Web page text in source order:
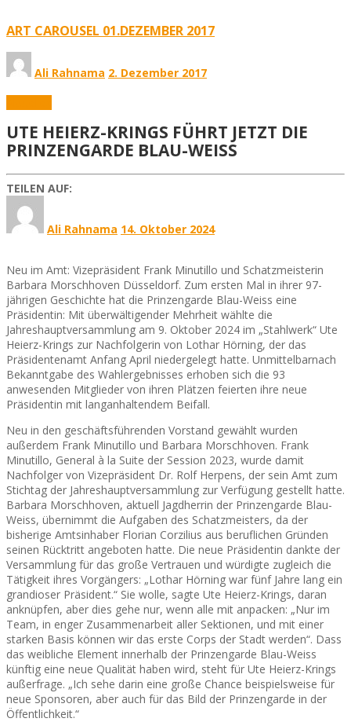
ART CAROUSEL 01.DEZEMBER 2017
Ali Rahnama 2. Dezember 2017
UTE HEIERZ-KRINGS FÜHRT JETZT DIE
PRINZENGARDE BLAU-WEISS
TEILEN AUF:
Ali Rahnama 14. Oktober 2024
Neu im Amt: Vizepräsident Frank Minutillo und Schatzmeisterin
Barbara Morschhoven Düsseldorf. Zum ersten Mal in ihrer 97-
jährigen Geschichte hat die Prinzengarde Blau-Weiss eine
Präsidentin: Mit überwältigender Mehrheit wählte die
Jahreshauptversammlung am 9. Oktober 2024 im „Stahlwerk“ Ute
Heierz-Krings zur Nachfolgerin von Lothar Hörning, der das
Präsidentenamt Anfang April niedergelegt hatte. Unmittelbarnach
Bekanntgabe des Wahlergebnisses erhoben sich die 93
anwesenden Mitglieder von ihren Plätzen feierten ihre neue
Präsidentin mit langanhaltendem Beifall.
Neu in den geschäftsführenden Vorstand gewählt wurden
außerdem Frank Minutillo und Barbara Morschhoven. Frank
Minutillo, General à la Suite der Session 2023, wurde damit
Nachfolger von Vizepräsident Dr. Rolf Herpens, der sein Amt zum
Stichtag der Jahreshauptversammlung zur Verfügung gestellt hatte.
Barbara Morschhoven, aktuell Jagdherrin der Prinzengarde Blau-
Weiss, übernimmt die Aufgaben des Schatzmeisters, da der
bisherige Amtsinhaber Florian Corzilius aus beruflichen Gründen
seinen Rücktritt angeboten hatte. Die neue Präsidentin dankte der
Versammlung für das große Vertrauen und würdigte zugleich die
Tätigkeit ihres Vorgängers: „Lothar Hörning war fünf Jahre lang ein
grandioser Präsident.“ Sie wolle, sagte Ute Heierz-Krings, daran
anknüpfen, aber dies gehe nur, wenn alle mit anpacken: „Nur im
Team, in enger Zusammenarbeit aller Sektionen, und mit einer
starken Basis können wir das erste Corps der Stadt werden“. Dass
das weibliche Element innerhalb der Prinzengarde Blau-Weiss
künftig eine neue Qualität haben wird, steht für Ute Heierz-Krings
außerfrage. „Ich sehe darin eine große Chance beispielsweise für
neue Sponsoren, aber auch für das Bild der Prinzengarde in der
Öffentlichkeit.“